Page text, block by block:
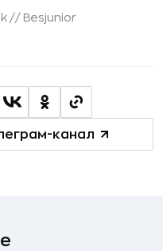
// Besjunior
канал